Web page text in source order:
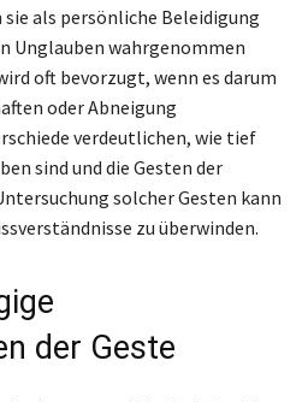
als persönliche Beleidigung
Unglauben wahrgenommen
oft bevorzugt, wenn es darum
oder Abneigung
verdeutlichen, wie tief
sind und die Gesten der
solcher Gesten kann
zu überwinden.
der Geste